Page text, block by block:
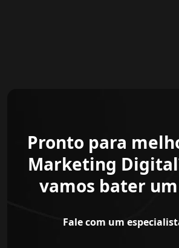
Pronto para
Marketing
vamos bater
Fale com um